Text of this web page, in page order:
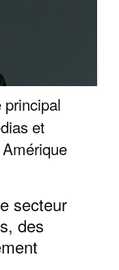
principal
et
secteur
des